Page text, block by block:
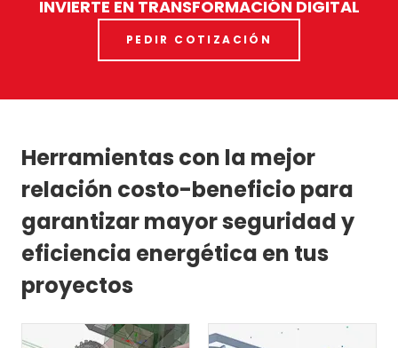
INVIERTE EN TRANSFORMACIÓN DIGITAL
PEDIR COTIZACIÓN
Herramientas con la mejor
relación costo-beneficio para
garantizar mayor seguridad y
eficiencia energética en tus
proyectos